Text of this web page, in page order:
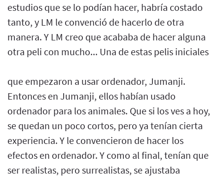
estudios que se lo podían hacer, habría costado
tanto, y LM le convenció de hacerlo de otra
manera. Y LM creo que acababa de hacer alguna
otra peli con mucho... Una de estas pelis iniciales
que empezaron a usar ordenador, Jumanji.
Entonces en Jumanji, ellos habían usado
ordenador para los animales. Que si los ves a hoy,
se quedan un poco cortos, pero ya tenían cierta
experiencia. Y le convencieron de hacer los
efectos en ordenador. Y como al final, tenían que
ser realistas, pero surrealistas, se ajustaba